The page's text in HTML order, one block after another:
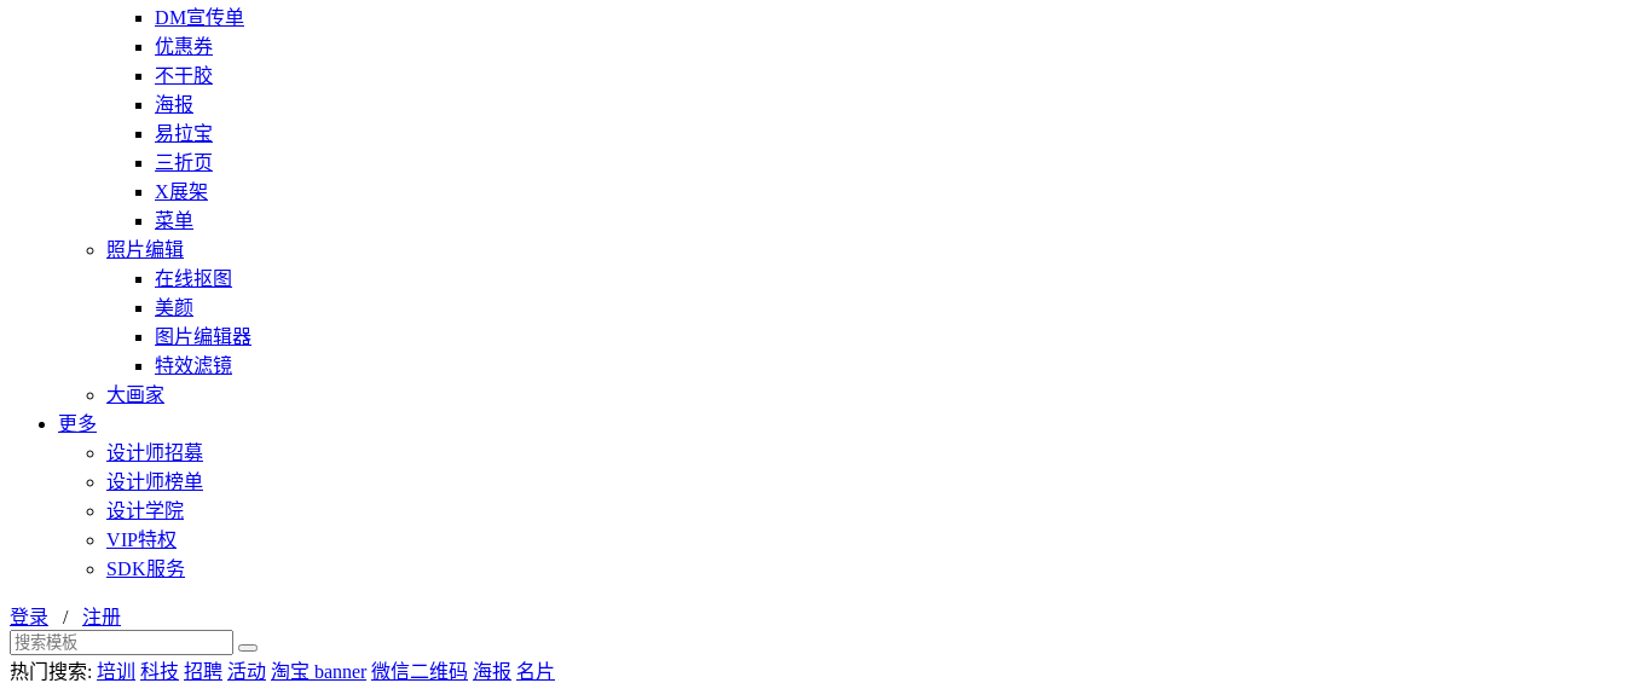
DM宣传单
优惠券
不干胶
海报
易拉宝
三折页
X展架
菜单
照片编辑
在线抠图
美颜
图片编辑器
特效滤镜
大画家
更多
设计师招募
设计师榜单
设计学院
VIP特权
SDK服务
登录 / 注册
热门搜索: 培训 科技 招聘 活动 淘宝 banner 微信二维码 海报 名片